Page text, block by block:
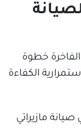
خطوة
الكفاءة
مازيراتي